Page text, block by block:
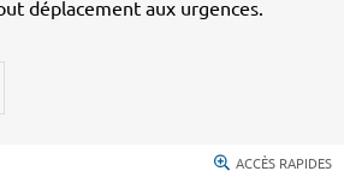
déplacement aux urgences.
ACCÈS RAPIDES